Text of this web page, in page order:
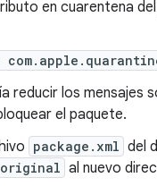
en cuarentena
reducir los mensajes
el paquete.
package.xml del
al nuevo